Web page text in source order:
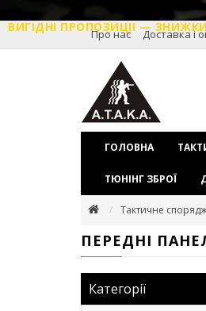
ВИГІДНІ ПРОПОЗИЦІІ —
Про нас Доставка і
ГОЛОВНА
ТЮНІНГ ЗБРОЇ
Тактичне
ПЕРЕДНІ
Категорії